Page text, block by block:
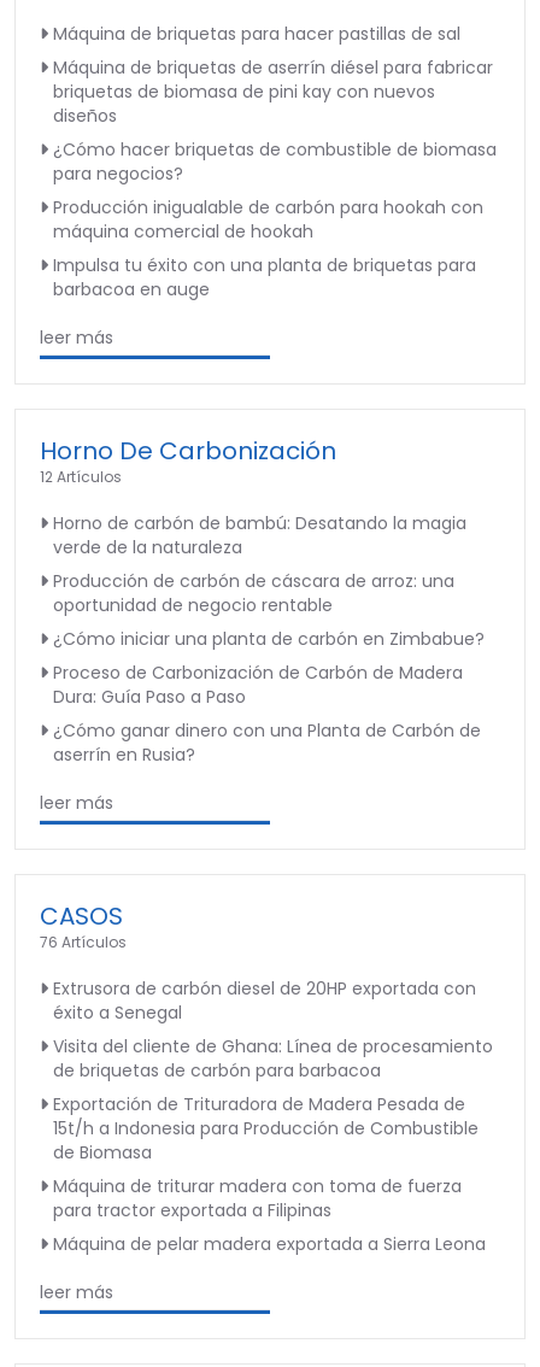
Máquina de briquetas para hacer pastillas de sal
Máquina de briquetas de aserrín diésel para fabricar
briquetas de biomasa de pini kay con nuevos
diseños
¿Cómo hacer briquetas de combustible de biomasa
para negocios?
Producción inigualable de carbón para hookah con
máquina comercial de hookah
Impulsa tu éxito con una planta de briquetas para
barbacoa en auge
leer más
Horno De Carbonización
12 Artículos
Horno de carbón de bambú: Desatando la magia
verde de la naturaleza
Producción de carbón de cáscara de arroz: una
oportunidad de negocio rentable
¿Cómo iniciar una planta de carbón en Zimbabue?
Proceso de Carbonización de Carbón de Madera
Dura: Guía Paso a Paso
¿Cómo ganar dinero con una Planta de Carbón de
aserrín en Rusia?
leer más
CASOS
76 Artículos
Extrusora de carbón diesel de 20HP exportada con
éxito a Senegal
Visita del cliente de Ghana: Línea de procesamiento
de briquetas de carbón para barbacoa
Exportación de Trituradora de Madera Pesada de
15t/h a Indonesia para Producción de Combustible
de Biomasa
Máquina de triturar madera con toma de fuerza
para tractor exportada a Filipinas
Máquina de pelar madera exportada a Sierra Leona
leer más